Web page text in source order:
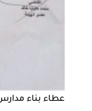
عطاء بناء